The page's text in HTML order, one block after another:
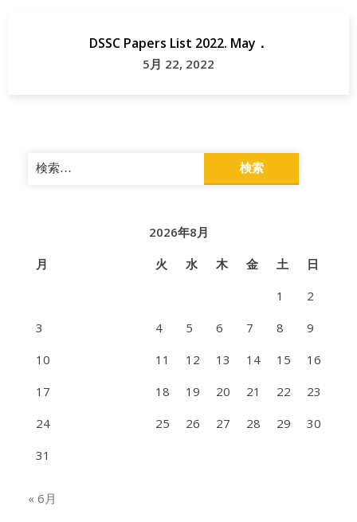
DSSC Papers List 2022. May．
5月 22, 2022
検
索:
2026年8月
月
火 水 木 金 土
日
1
2
3
4 5 6 7 8
9
10
11 12 13 14 15
16
17
18 19 20 21 22
23
24
25 26 27 28 29
30
31
« 6月